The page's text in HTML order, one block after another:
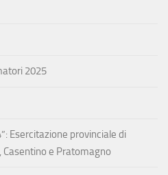
2025
Esercitazione provinciale di
e Pratomagno